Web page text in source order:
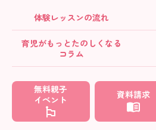
体験レッスンの流れ
育児がもっとたのしくなる
コラム
無料親子
イベント
資料請求